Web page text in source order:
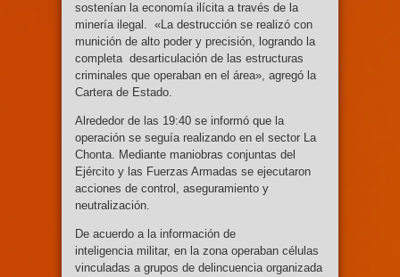
sostenían la economía ilícita a través de la
minería ilegal. «La destrucción se realizó con
munición de alto poder y precisión, logrando la
completa desarticulación de las estructuras
criminales que operaban en el área», agregó la
Cartera de Estado.
Alrededor de las 19:40 se informó que la
operación se seguía realizando en el sector La
Chonta. Mediante maniobras conjuntas del
Ejército y las Fuerzas Armadas se ejecutaron
acciones de control, aseguramiento y
neutralización.
De acuerdo a la información de
inteligencia militar, en la zona operaban células
vinculadas a grupos de delincuencia organizada